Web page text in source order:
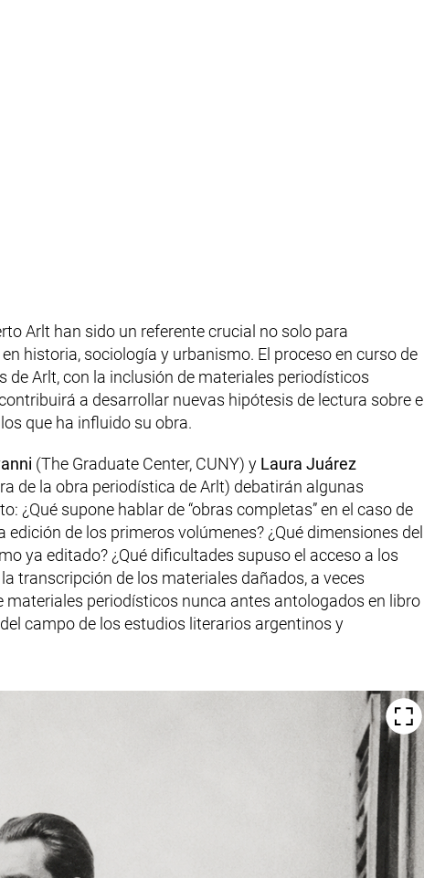
Arlt han sido un referente crucial no solo para
historia, sociología y urbanismo. El proceso en curso de
Arlt, con la inclusión de materiales periodísticos
a desarrollar nuevas hipótesis de lectura sobre el
que ha influido su obra.
(The Graduate Center, CUNY) y Laura Juárez
de la obra periodística de Arlt) debatirán algunas
¿Qué supone hablar de “obras completas” en el caso de
de los primeros volúmenes? ¿Qué dimensiones del
ya editado? ¿Qué dificultades supuso el acceso a los
transcripción de los materiales dañados, a veces
materiales periodísticos nunca antes antologados en libro
campo de los estudios literarios argentinos y